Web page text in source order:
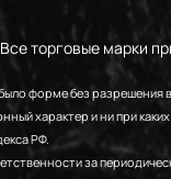
торговые марки
форме без разрешения
характер и ни при
РФ.
за